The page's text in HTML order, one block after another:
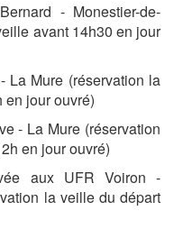
- Monestier-de-
avant 14h30 en jour
La Mure (réservation la
en jour ouvré)
- La Mure (réservation
en jour ouvré)
aux UFR Voiron -
la veille du départ